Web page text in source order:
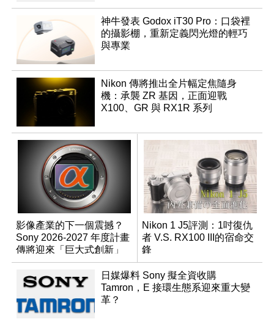
神牛發表 Godox iT30 Pro：口袋裡
的攝影棚，重新定義閃光燈的輕巧
與專業
Nikon 傳將推出全片幅定焦隨身
機：承襲 ZR 基因，正面迎戰
X100、GR 與 RX1R 系列
影像產業的下一個震撼？
Sony 2026-2027 年度計畫
傳將迎來「巨大式創新」
Nikon 1 J5評測：1吋復仇
者 V.S. RX100 III的宿命交
鋒
日媒爆料 Sony 擬全資收購
Tamron，E 接環生態系迎來重大變
革？